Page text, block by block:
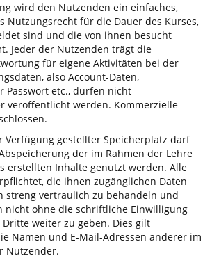
wird den Nutzenden ein einfaches,
Nutzungsrecht für die Dauer des Kurses,
sind und die von ihnen besucht
Jeder der Nutzenden trägt die
für eigene Aktivitäten bei der
also Account-Daten,
Passwort etc., dürfen nicht
veröffentlicht werden. Kommerzielle
Verfügung gestellter Speicherplatz darf
der im Rahmen der Lehre
erstellten Inhalte genutzt werden. Alle
die ihnen zugänglichen Daten
streng vertraulich zu behandeln und
nicht ohne die schriftliche Einwilligung
weiter zu geben. Dies gilt
Namen und E-Mail-Adressen anderer im
Nutzender.